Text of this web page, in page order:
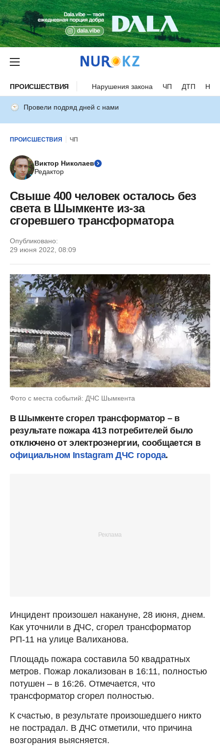
ПРОИСШЕСТВИЯ Нарушения закона ЧП ДТП
Провели подряд дней с нами
ПРОИСШЕСТВИЯ ЧП
Виктор Николаев
Редактор
Свыше 400 человек осталось без
света в Шымкенте из-за
сгоревшего трансформатора
Опубликовано:
29 июня 2022, 08:09
Фото с места событий: ДЧС Шымкента
В Шымкенте сгорел трансформатор – в
результате пожара 413 потребителей было
отключено от электроэнергии, сообщается в
официальном Instagram ДЧС города.
Инцидент произошел накануне, 28 июня, днем.
Как уточнили в ДЧС, сгорел трансформатор
РП-11 на улице Валиханова.
Площадь пожара составила 50 квадратных
метров. Пожар локализован в 16:11, полностью
потушен – в 16:26. Отмечается, что
трансформатор сгорел полностью.
К счастью, в результате произошедшего никто
не пострадал. В ДЧС отметили, что причина
возгорания выясняется.